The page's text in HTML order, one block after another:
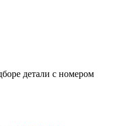
детали с номером